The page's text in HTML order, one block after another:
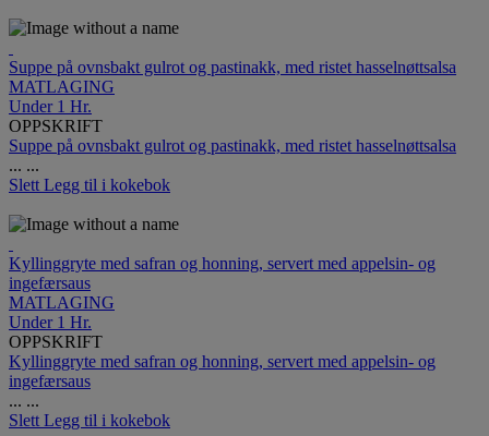
Suppe på ovnsbakt gulrot og pastinakk, med ristet hasselnøttsalsa
MATLAGING
Under 1 Hr.
OPPSKRIFT
Suppe på ovnsbakt gulrot og pastinakk, med ristet hasselnøttsalsa
... ...
Slett Legg til i kokebok
Kyllinggryte med safran og honning, servert med appelsin- og
ingefærsaus
MATLAGING
Under 1 Hr.
OPPSKRIFT
Kyllinggryte med safran og honning, servert med appelsin- og
ingefærsaus
... ...
Slett Legg til i kokebok